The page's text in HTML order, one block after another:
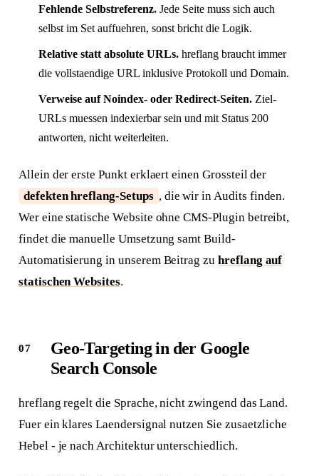
Fehlende Selbstreferenz.Jede Seite muss sich auch
selbst im Set auffuehren, sonst bricht die Logik.
Relative statt absolute URLs.hreflang braucht immer
die vollstaendige URL inklusive Protokoll und Domain.
Verweise auf Noindex- oder Redirect-Seiten.Ziel-
URLs muessen indexierbar sein und mit Status 200
antworten, nicht weiterleiten.
Allein der erste Punkt erklaert einen Grossteil der
defekten hreflang-Setups , die wir in Audits finden.
Wer eine statische Website ohne CMS-Plugin betreibt,
findet die manuelle Umsetzung samt Build-
Automatisierung in unserem Beitrag zu hreflang auf
statischen Websites.
Geo-Targeting in der Google
Search Console
hreflang regelt die Sprache, nicht zwingend das Land.
Fuer ein klares Laendersignal nutzen Sie zusaetzliche
Hebel - je nach Architektur unterschiedlich.